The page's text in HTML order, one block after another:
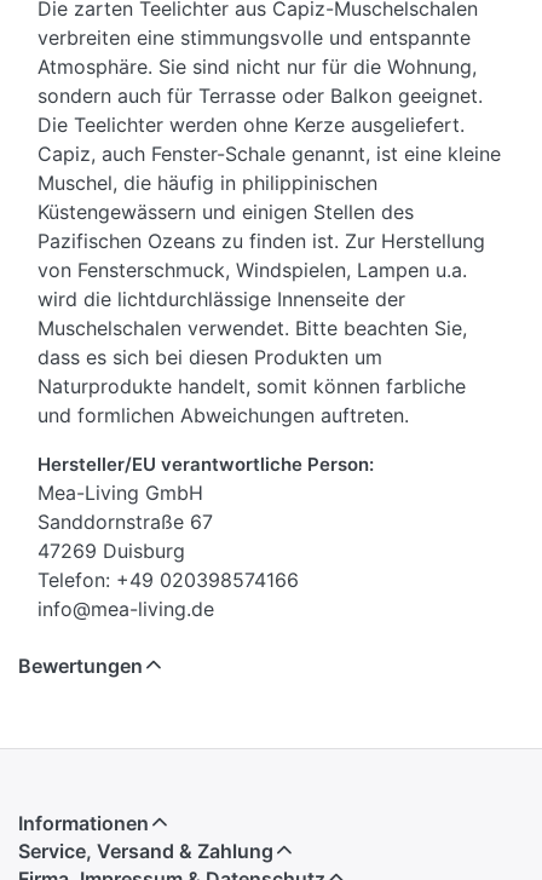
Die zarten Teelichter aus Capiz-Muschelschalen
verbreiten eine stimmungsvolle und entspannte
Atmosphäre. Sie sind nicht nur für die Wohnung,
sondern auch für Terrasse oder Balkon geeignet.
Die Teelichter werden ohne Kerze ausgeliefert.
Capiz, auch Fenster-Schale genannt, ist eine kleine
Muschel, die häufig in philippinischen
Küstengewässern und einigen Stellen des
Pazifischen Ozeans zu finden ist. Zur Herstellung
von Fensterschmuck, Windspielen, Lampen u.a.
wird die lichtdurchlässige Innenseite der
Muschelschalen verwendet. Bitte beachten Sie,
dass es sich bei diesen Produkten um
Naturprodukte handelt, somit können farbliche
und formlichen Abweichungen auftreten.
Hersteller/EU verantwortliche Person:
Mea-Living GmbH
Sanddornstraße 67
47269 Duisburg
Telefon: +49 020398574166
info@mea-living.de
Bewertungen
Informationen
Service, Versand & Zahlung